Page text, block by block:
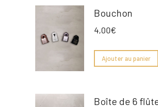
Bouchon
4,00€
Ajouter au panier
Boîte de 6